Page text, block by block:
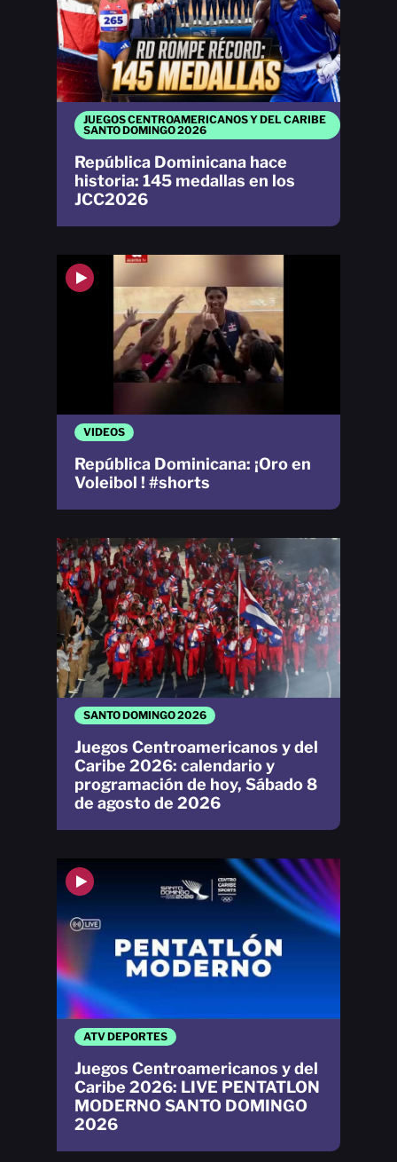
JUEGOS CENTROAMERICANOS Y DEL CARIBE
SANTO DOMINGO 2026
República Dominicana hace
historia: 145 medallas en los
JCC2026
ATV DEPORTES
Juegos Centroamericanos y del
Caribe 2026: LIVE PENTATLON
MODERNO SANTO DOMINGO
2026
SANTO DOMINGO 2026
Juegos Centroamericanos y del
Caribe 2026: calendario y
programación de hoy, Sábado 8
de agosto de 2026
VIDEOS
República Dominicana: ¡Oro en
Voleibol ! #shorts